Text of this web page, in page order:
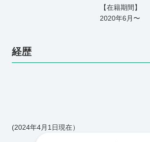
【在籍期間】
2020年6月〜
経歴
(2024年4月1日現在）